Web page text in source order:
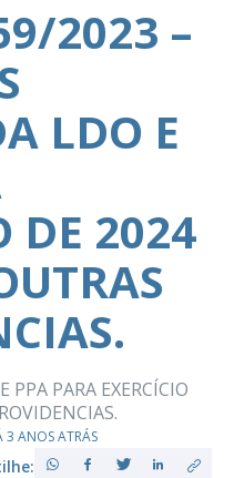
2023 –
LDO E
DE 2024
PPA PARA EXERCÍCIO
ANOS ATRÁS